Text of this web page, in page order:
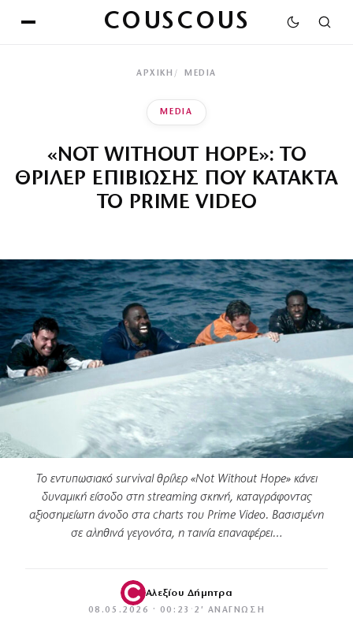
COUSCOUS
ΑΡΧΙΚΉ MEDIA
MEDIA
«NOT WITHOUT HOPE»: ΤΟ
ΘΡΙΛΕΡ ΕΠΙΒΙΩΣΗΣ ΠΟΥ ΚΑΤΑΚΤΑ
ΤΟ PRIME VIDEO
Το εντυπωσιακό survival θρίλερ «Not Without Hope» κάνει
δυναμική είσοδο στη streaming σκηνή, καταγράφοντας
αξιοσημείωτη άνοδο στα charts του Prime Video. Βασισμένη
σε αληθινά γεγονότα, η ταινία επαναφέρει…
Αλεξίου Δήμητρα
08.05.2026 · 00:23 · 2′ ΑΝΆΓΝΩΣΗ